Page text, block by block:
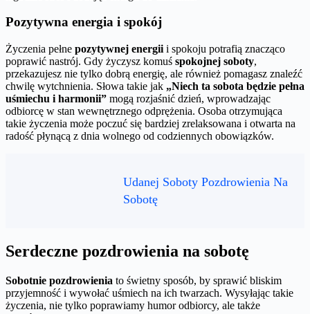
Pozytywna energia i spokój
Życzenia pełne pozytywnej energii i spokoju potrafią znacząco
poprawić nastrój. Gdy życzysz komuś spokojnej soboty,
przekazujesz nie tylko dobrą energię, ale również pomagasz znaleźć
chwilę wytchnienia. Słowa takie jak „Niech ta sobota będzie pełna
uśmiechu i harmonii” mogą rozjaśnić dzień, wprowadzając
odbiorcę w stan wewnętrznego odprężenia. Osoba otrzymująca
takie życzenia może poczuć się bardziej zrelaksowana i otwarta na
radość płynącą z dnia wolnego od codziennych obowiązków.
Udanej Soboty Pozdrowienia Na
Sobotę
Serdeczne pozdrowienia na sobotę
Sobotnie pozdrowienia to świetny sposób, by sprawić bliskim
przyjemność i wywołać uśmiech na ich twarzach. Wysyłając takie
życzenia, nie tylko poprawiamy humor odbiorcy, ale także